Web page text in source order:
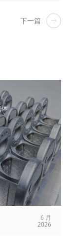
下一篇
体
6 月
2026